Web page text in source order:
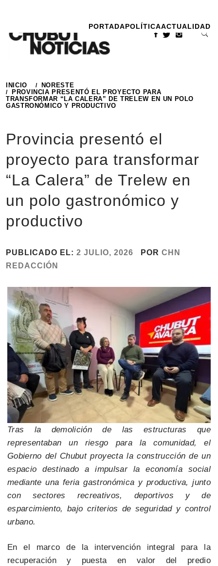
contenido
PORTADAPOLÍTICAACTUALIDAD
INICIO
NORESTE
PROVINCIA PRESENTÓ EL PROYECTO PARA
TRANSFORMAR “LA CALERA” DE TRELEW EN UN POLO
GASTRONÓMICO Y PRODUCTIVO
Provincia presentó el
proyecto para transformar
“La Calera” de Trelew en
un polo gastronómico y
productivo
PUBLICADO EL: 2 JULIO, 2026 POR CHN
REDACCIÓN
Tras la demolición de las estructuras que
representaban un riesgo para la comunidad, el
Gobierno del Chubut proyecta la construcción de un
espacio destinado a impulsar la economía social
mediante una feria gastronómica y productiva, junto
con sectores recreativos, deportivos y de
esparcimiento, bajo criterios de seguridad y control
urbano.
En el marco de la intervención integral para la
recuperación y puesta en valor del predio